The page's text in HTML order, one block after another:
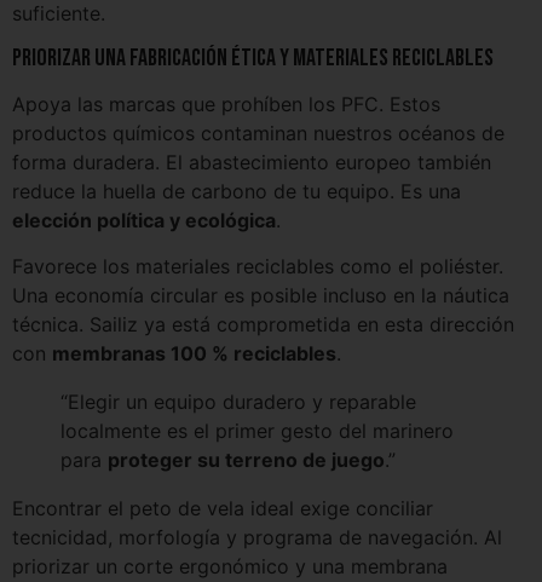
suficiente.
Priorizar una fabricación ética y materiales reciclables
Apoya las marcas que prohíben los PFC. Estos
productos químicos contaminan nuestros océanos de
forma duradera. El abastecimiento europeo también
reduce la huella de carbono de tu equipo. Es una
elección política y ecológica.
Favorece los materiales reciclables como el poliéster.
Una economía circular es posible incluso en la náutica
técnica. Sailiz ya está comprometida en esta dirección
con membranas 100 % reciclables.
“Elegir un equipo duradero y reparable
localmente es el primer gesto del marinero
para proteger su terreno de juego.”
Encontrar el peto de vela ideal exige conciliar
tecnicidad, morfología y programa de navegación. Al
priorizar un corte ergonómico y una membrana